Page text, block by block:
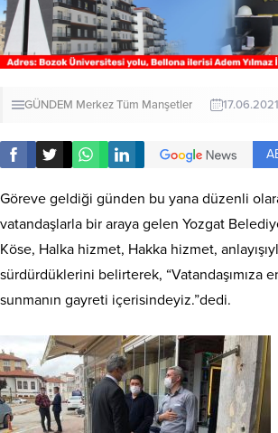
GÜNDEM MerkezTüm Manşetler 17.06.2021
Göreve geldiği günden bu yana düzenli
vatandaşlarla bir araya gelen Yozgat
Köse, Halka hizmet, Hakka hizmet,
sürdürdüklerini belirterek, “Vatandaşımıza
sunmanın gayreti içerisindeyiz.”dedi.